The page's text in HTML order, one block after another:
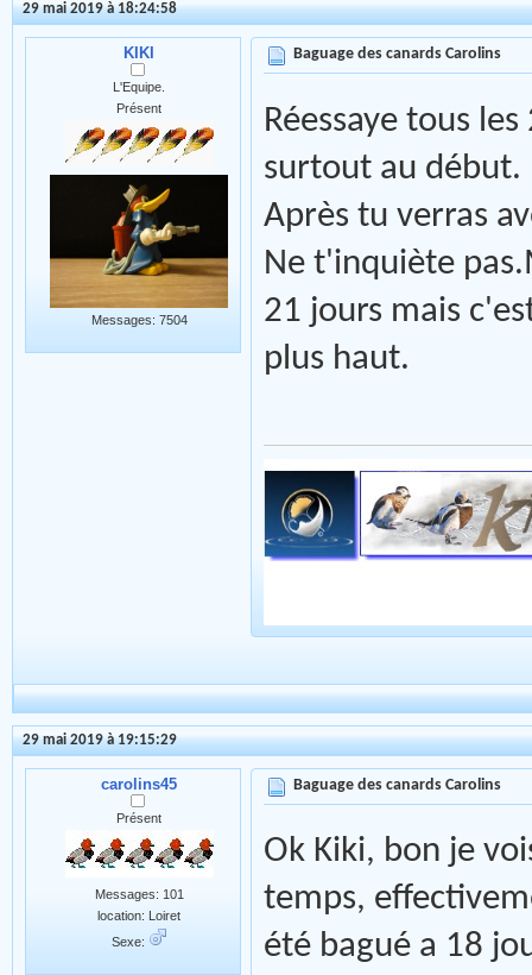
29 mai 2019 à 18:24:58
KIKI
L'Equipe.
Présent
Messages: 7504
Baguage des canards Carolins
Réessaye tous
surtout au début.
Après tu verras
Ne t'inquiète
21 jours mais
plus haut.
29 mai 2019 à 19:15:29
carolins45
Présent
Messages: 101
location: Loiret
Sexe:
Baguage des canards Carolins
Ok Kiki, bon je
temps,
été bagué a 18